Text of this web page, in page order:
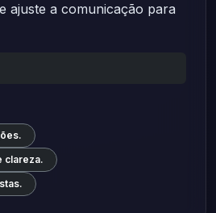
ajuste a comunicação para
clareza.